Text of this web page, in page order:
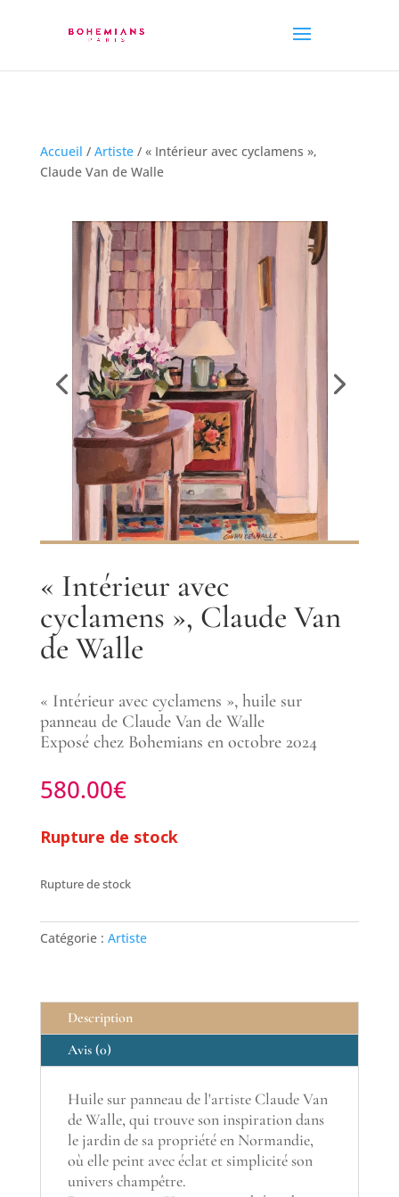
Accueil / Artiste/ « Intérieur avec cyclamens »,
Claude Van de Walle
« Intérieur avec
cyclamens », Claude Van
de Walle
« Intérieur avec cyclamens », huile sur
panneau de Claude Van de Walle
Exposé chez Bohemians en octobre 2024
580.00€
Rupture de stock
Rupture de stock
Catégorie : Artiste
Description
Avis (0)
Huile sur panneau de l'artiste Claude Van
de Walle, qui trouve son inspiration dans
le jardin de sa propriété en Normandie,
où elle peint avec éclat et simplicité son
univers champêtre.